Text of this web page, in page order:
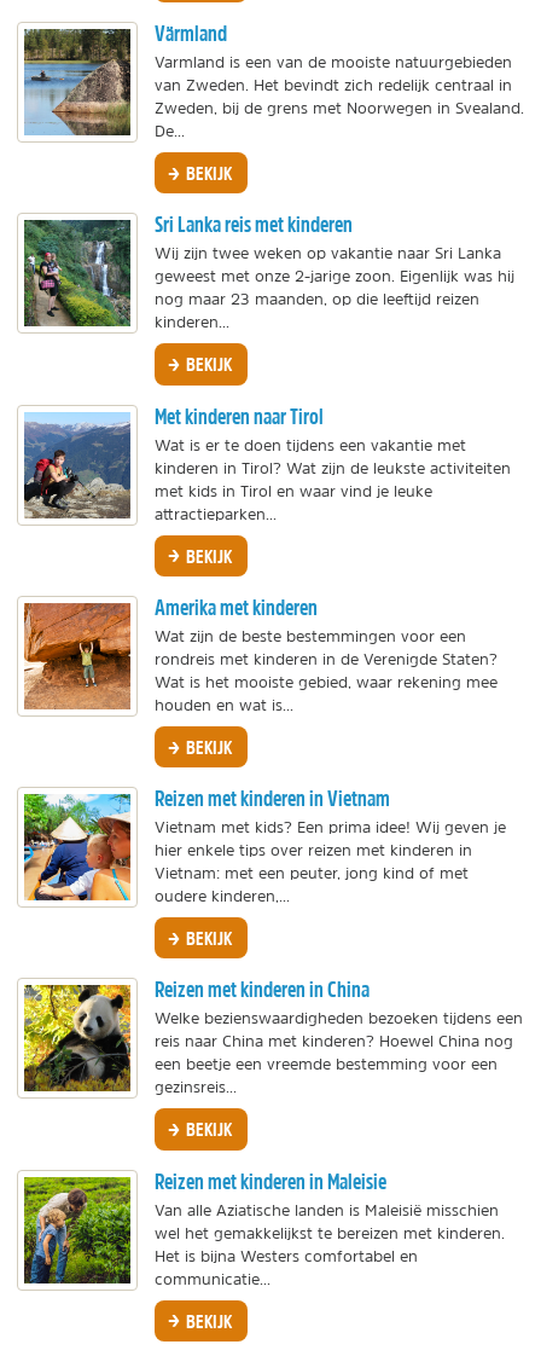
Värmland
Varmland is een van de mooiste natuurgebieden
van Zweden. Het bevindt zich redelijk centraal in
Zweden, bij de grens met Noorwegen in Svealand.
De...
BEKIJK
Sri Lanka reis met kinderen
Wij zijn twee weken op vakantie naar Sri Lanka
geweest met onze 2-jarige zoon. Eigenlijk was hij
nog maar 23 maanden, op die leeftijd reizen
kinderen...
BEKIJK
Met kinderen naar Tirol
Wat is er te doen tijdens een vakantie met
kinderen in Tirol? Wat zijn de leukste activiteiten
met kids in Tirol en waar vind je leuke
attractieparken...
BEKIJK
Amerika met kinderen
Wat zijn de beste bestemmingen voor een
rondreis met kinderen in de Verenigde Staten?
Wat is het mooiste gebied, waar rekening mee
houden en wat is...
BEKIJK
Reizen met kinderen in Vietnam
Vietnam met kids? Een prima idee! Wij geven je
hier enkele tips over reizen met kinderen in
Vietnam: met een peuter, jong kind of met
oudere kinderen,...
BEKIJK
Reizen met kinderen in China
Welke bezienswaardigheden bezoeken tijdens een
reis naar China met kinderen? Hoewel China nog
een beetje een vreemde bestemming voor een
gezinsreis...
BEKIJK
Reizen met kinderen in Maleisie
Van alle Aziatische landen is Maleisië misschien
wel het gemakkelijkst te bereizen met kinderen.
Het is bijna Westers comfortabel en
communicatie...
BEKIJK